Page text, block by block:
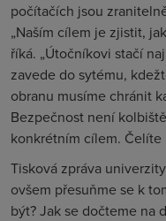
počítačích jsou
„Naším cílem je zjistit,
říká. „Útočníkovi stačí
zavede do sytému,
obranu musíme chránit
Bezpečnost není
konkrétním cílem.
Tisková zpráva
ovšem přesuňme se k
být? Jak se dočteme na